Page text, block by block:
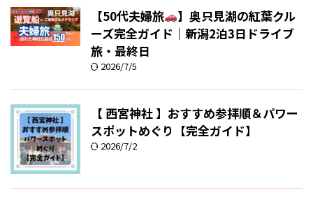
【50代夫婦旅
】奥只見湖の紅葉クル
ーズ完全ガイド｜新潟2泊3日ドライブ
旅・最終日
2026/7/5
【 西宮神社 】おすすめ参拝順＆パワー
スポットめぐり【完全ガイド】
2026/7/2